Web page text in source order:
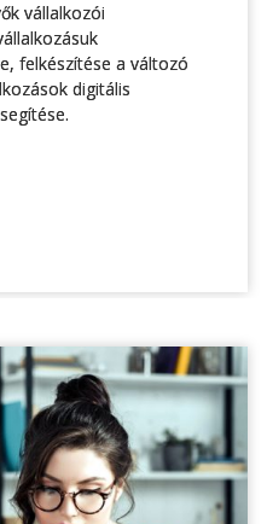
vállalkozói
felkészítése a változó
digitális